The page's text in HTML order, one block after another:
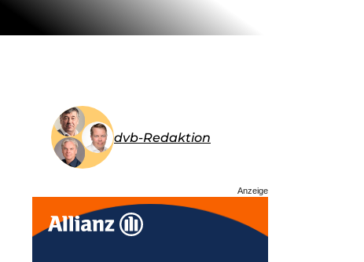
dvb-Redaktion
Anzeige